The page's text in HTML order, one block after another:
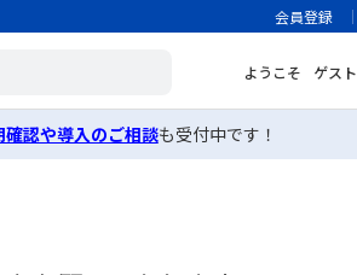
会員登録
ようこそ ゲスト
確認や導入のご相談も受付中です！